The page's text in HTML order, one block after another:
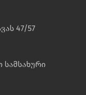
47/57
სამსახური